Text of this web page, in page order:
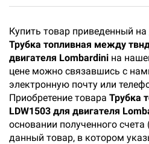
Купить товар приведенный
Трубка топливная между
двигателя Lombardini на
цене можно связавшись с
электронную почту или
Приобретение товара Трубка
LDW1503 для двигателя
основании полученного
данный товар, в котором